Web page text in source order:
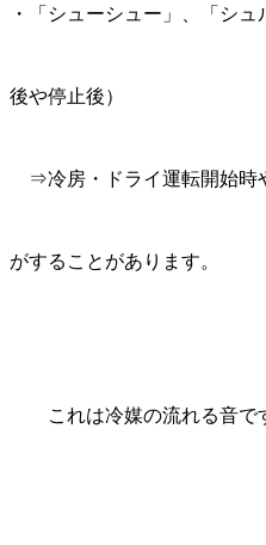
・「シューシュー」、「シ
後や停止後）
⇒冷房・ドライ運転開始時
がすることがあります。
これは冷媒の流れる音で